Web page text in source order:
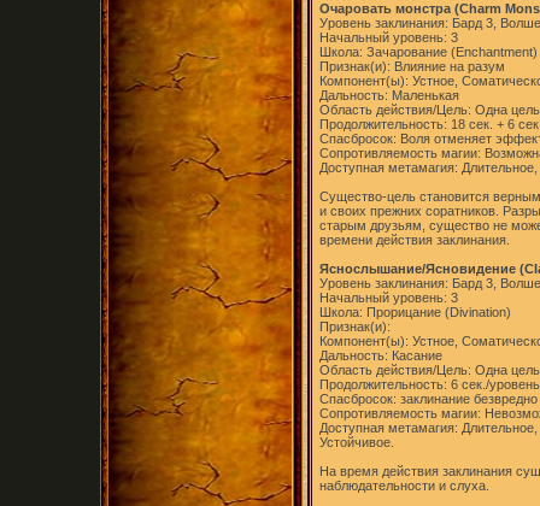
Очаровать монстра (Charm
Уровень заклинания: Бард 3,
Начальный уровень: 3
Школа: Зачарование (Enchantment)
Признак(и): Влияние на разум
Компонент(ы): Устное,
Дальность: Маленькая
Область действия/Цель: Одна цель
Продолжительность: 18 сек. + 6
Спасбросок: Воля отменяет
Сопротивляемость магии:
Доступная метамагия:
Существо-цель становится
и своих прежних соратников.
старым друзьям, существо не
времени действия заклинания.
Яснослышание/Ясновидение
Уровень заклинания: Бард 3,
Начальный уровень: 3
Школа: Прорицание (Divination)
Признак(и):
Компонент(ы): Устное,
Дальность: Касание
Область действия/Цель: Одна цель
Продолжительность: 6 сек./уровень
Спасбросок: заклинание безвредно
Сопротивляемость магии:
Доступная метамагия:
Устойчивое.
На время действия заклинания
наблюдательности и слуха.